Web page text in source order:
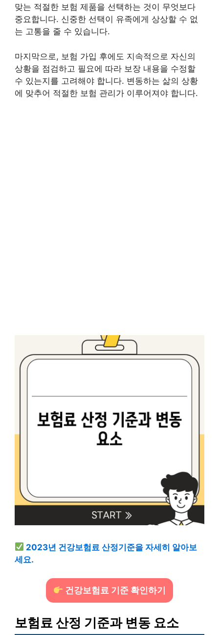
맞는 적절한 보험 제품을 선택하는 것이 무엇보다
중요합니다. 신중한 선택이 유족에게 상상할 수 없
는 고통을 줄 수 있습니다.
마지막으로, 보험 가입 후에도 지속적으로 자신의
상황을 점검하고 필요에 따라 보장 내용을 수정할
수 있는지를 고려해야 합니다. 변동하는 삶의 상황
에 맞추어 적절한 보험 관리가 이루어져야 합니다.
2023년 건강보험료 산정기준을 자세히 알아보
세요.
건강보험료 기준 확인하기
보험료 산정 기준과 변동 요소